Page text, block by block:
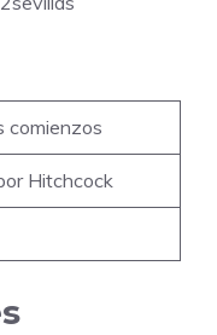
comienzos
Hitchcock